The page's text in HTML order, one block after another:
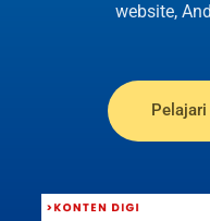
website,